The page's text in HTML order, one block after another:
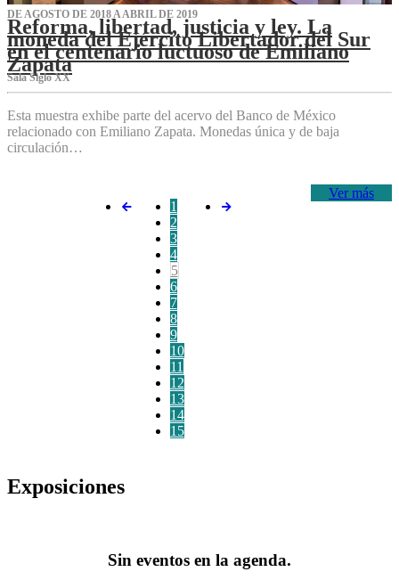
DE AGOSTO DE 2018 A ABRIL DE 2019
Reforma, libertad, justicia y ley. La
moneda del Ejército Libertador del Sur
en el centenario luctuoso de Emiliano
Zapata
Sala Siglo XX
Esta muestra exhibe parte del acervo del Banco de México
relacionado con Emiliano Zapata. Monedas única y de baja
circulación…
Ver más
1
2
3
4
5
6
7
8
9
10
11
12
13
14
15
Exposiciones
Sin eventos en la agenda.